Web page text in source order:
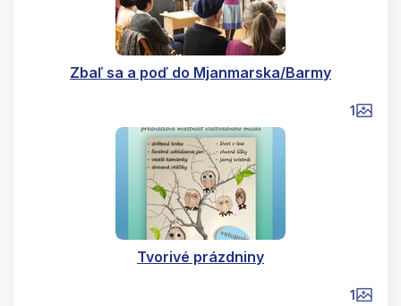
Zbaľ sa a poď do Mjanmarska/Barmy
1
Tvorivé prázdniny
1